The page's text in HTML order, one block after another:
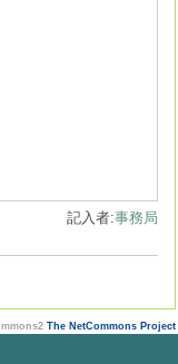
記入者:事務局
The NetCommons Project